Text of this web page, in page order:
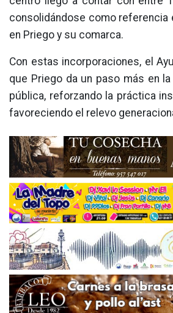
consolidándose como referencia
en Priego y su comarca.
Con estas incorporaciones, el
que Priego da un paso más en
pública, reforzando la práctica
favoreciendo el relevo